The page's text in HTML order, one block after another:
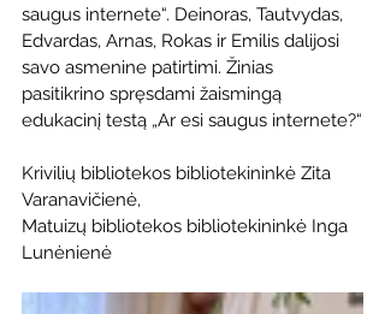
saugus internete“. Deinoras, Tautvydas,
Edvardas, Arnas, Rokas ir Emilis dalijosi
savo asmenine patirtimi. Žinias
pasitikrino spręsdami žaismingą
edukacinį testą „Ar esi saugus internete?“
Krivilių bibliotekos bibliotekininkė Zita
Varanavičienė,
Matuizų bibliotekos bibliotekininkė Inga
Lunėnienė